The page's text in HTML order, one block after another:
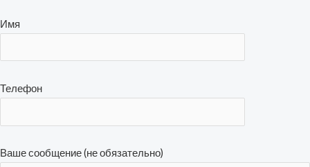
Имя
Телефон
Ваше сообщение (не обязательно)